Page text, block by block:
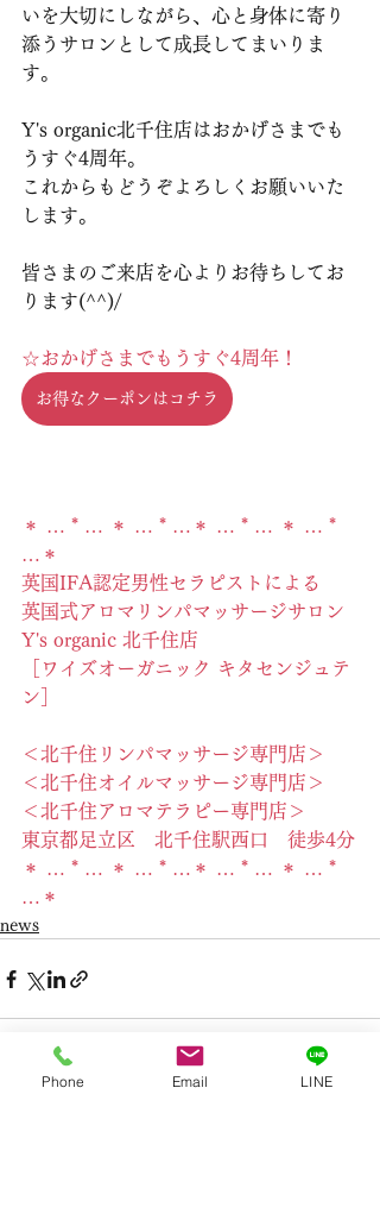
いを大切にしながら、心と身体に寄り
添うサロンとして成長してまいりま
す。
Y's organic北千住店はおかげさまでも
うすぐ4周年。
これからもどうぞよろしくお願いいた
します。
皆さまのご来店を心よりお待ちしてお
ります(^^)/
☆おかげさまでもうすぐ4周年！
お得なクーポンはコチラ
＊ … * … ＊ … * …＊ … * … ＊ … *
…＊
英国IFA認定男性セラピストによる
英国式アロマリンパマッサージサロン
Y's organic 北千住店
［ワイズオーガニック キタセンジュテ
ン］
＜北千住リンパマッサージ専門店＞
＜北千住オイルマッサージ専門店＞
＜北千住アロマテラピー専門店＞
東京都足立区　北千住駅西口　徒歩4分
＊ … * … ＊ … * …＊ … * … ＊ … *
…＊
news
Phone Email LINE